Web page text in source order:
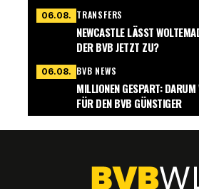
06.08. TRANSFERS
NEWCASTLE LÄSST
DER BVB JETZT ZU?
06.08. BVB NEWS
MILLIONEN GESPART:
FÜR DEN BVB GÜNSTIGER